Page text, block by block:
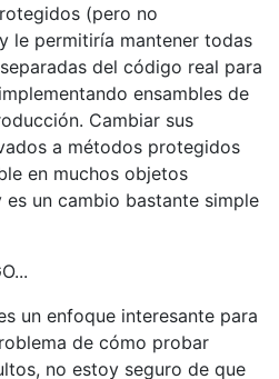
(pero no
le permitiría mantener todas
del código real para
ensambles de
Cambiar sus
a métodos protegidos
en muchos objetos
es un cambio bastante simple
un enfoque interesante para
de cómo probar
no estoy seguro de que